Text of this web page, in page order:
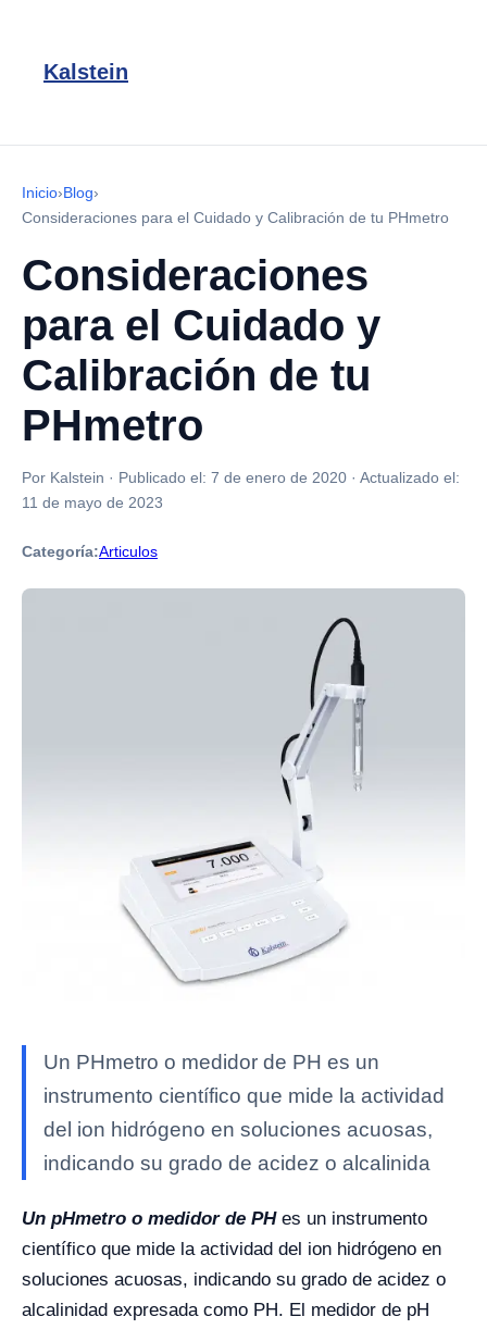
Kalstein
Inicio›Blog›
Consideraciones para el Cuidado y Calibración de tu PHmetro
Consideraciones
para el Cuidado y
Calibración de tu
PHmetro
Por Kalstein · Publicado el: 7 de enero de 2020 · Actualizado el:
11 de mayo de 2023
Categoría:Articulos
Un PHmetro o medidor de PH es un
instrumento científico que mide la actividad
del ion hidrógeno en soluciones acuosas,
indicando su grado de acidez o alcalinida
Un pHmetro o medidor de PHes un instrumento
científico que mide la actividad del ion hidrógeno en
soluciones acuosas, indicando su grado de acidez o
alcalinidad expresada como PH. El medidor de pH